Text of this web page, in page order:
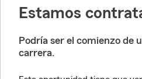
Estamos
Podría ser el comienzo de
carrera.